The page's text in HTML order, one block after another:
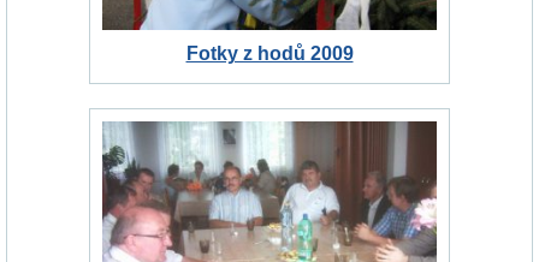
Fotky z hodů 2009